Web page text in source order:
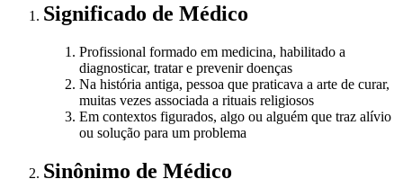
Significado de Médico
Profissional formado em medicina, habilitado a
diagnosticar, tratar e prevenir doenças
Na história antiga, pessoa que praticava a arte de curar,
muitas vezes associada a rituais religiosos
Em contextos figurados, algo ou alguém que traz alívio
ou solução para um problema
Sinônimo de Médico